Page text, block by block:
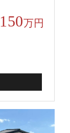
150万円